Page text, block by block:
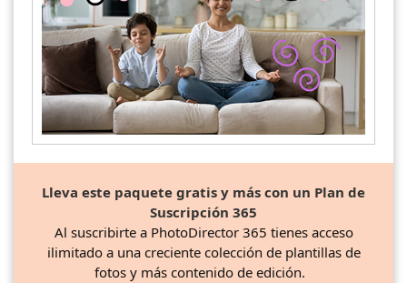
Lleva este paquete gratis y más con un Plan de
Suscripción 365
Al suscribirte a PhotoDirector 365 tienes acceso
ilimitado a una creciente colección de plantillas de
fotos y más contenido de edición.